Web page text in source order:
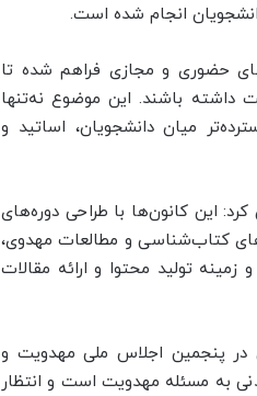
انجام شده است.
حضوری و مجازی فراهم شده تا
داشته باشند. این موضوع نه‌تنها
میان دانشجویان، اساتید و
این کانون‌ها با طراحی دوره‌های
کتاب‌شناسی و مطالعات مهدوی،
زمینه تولید محتوا و ارائه مقالات
در پنجمین اجلاس ملی مهدویت و
به مسئله مهدویت است و انتظار